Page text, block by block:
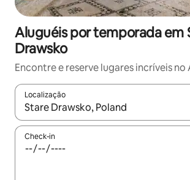
Aluguéis por temporada em
Drawsko
Encontre e reserve lugares incríveis no
Localização
Quando os resultados estiverem
Check-in